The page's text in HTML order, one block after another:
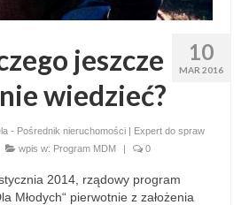
10
MAR 2016
jeszcze
wiedzieć?
- Pośrednik nieruchomości | Expert do spraw
wpis w: Program MDM | 0
2014, rządowy program
Młodych“ pierwotnie z założenia